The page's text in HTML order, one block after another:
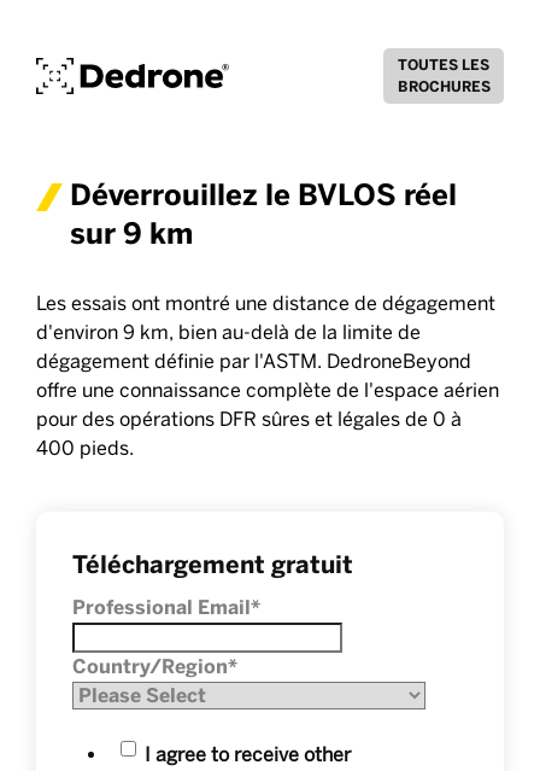
TOUTES LES
BROCHURES
Déverrouillez le BVLOS réel
sur 9 km
Les essais ont montré une distance de dégagement
d'environ 9 km, bien au-delà de la limite de
dégagement définie par l'ASTM. DedroneBeyond
offre une connaissance complète de l'espace aérien
pour des opérations DFR sûres et légales de 0 à
400 pieds.
Téléchargement gratuit
Professional Email*
Country/Region*
I agree to receive other